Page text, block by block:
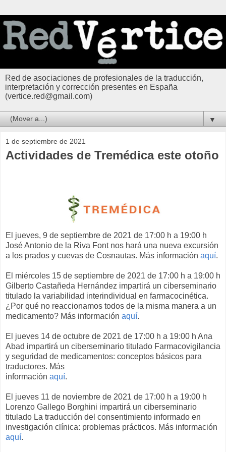
Red de asociaciones de profesionales de la traducción,
interpretación y corrección presentes en España
(vertice.red@gmail.com)
▼
1 de septiembre de 2021
Actividades de Tremédica este otoño
El jueves, 9 de septiembre de 2021 de 17:00 h a 19:00 h
José Antonio de la Riva Font nos hará una nueva excursión
a los prados y cuevas de Cosnautas. Más información aquí.
El miércoles 15 de septiembre de 2021 de 17:00 h a 19:00 h
Gilberto Castañeda Hernández impartirá un ciberseminario
titulado la variabilidad interindividual en farmacocinética.
¿Por qué no reaccionamos todos de la misma manera a un
medicamento? Más información aquí.
El jueves 14 de octubre de 2021 de 17:00 h a 19:00 h Ana
Abad impartirá un ciberseminario titulado Farmacovigilancia
y seguridad de medicamentos: conceptos básicos para
traductores. Más
información aquí.
El jueves 11 de noviembre de 2021 de 17:00 h a 19:00 h
Lorenzo Gallego Borghini impartirá un ciberseminario
titulado La traducción del consentimiento informado en
investigación clínica: problemas prácticos. Más información
aquí.